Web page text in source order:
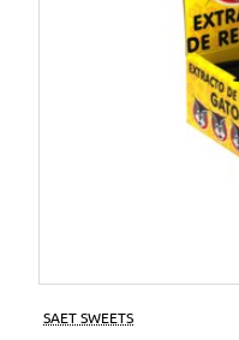
SAET SWEETS